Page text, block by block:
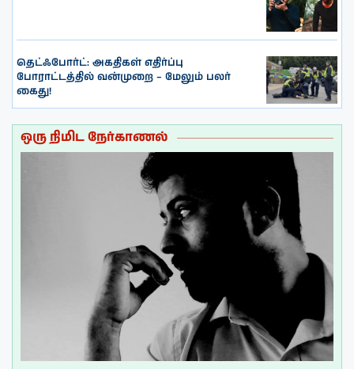
தெட்ஃபோர்ட்: அகதிகள் எதிர்ப்பு
போராட்டத்தில் வன்முறை – மேலும் பலர்
கைது!
ஒரு நிமிட நேர்காணல்